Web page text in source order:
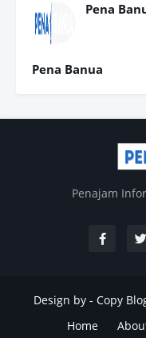
Pena
Pena Banua
Penajam
Design by - Copy
Home